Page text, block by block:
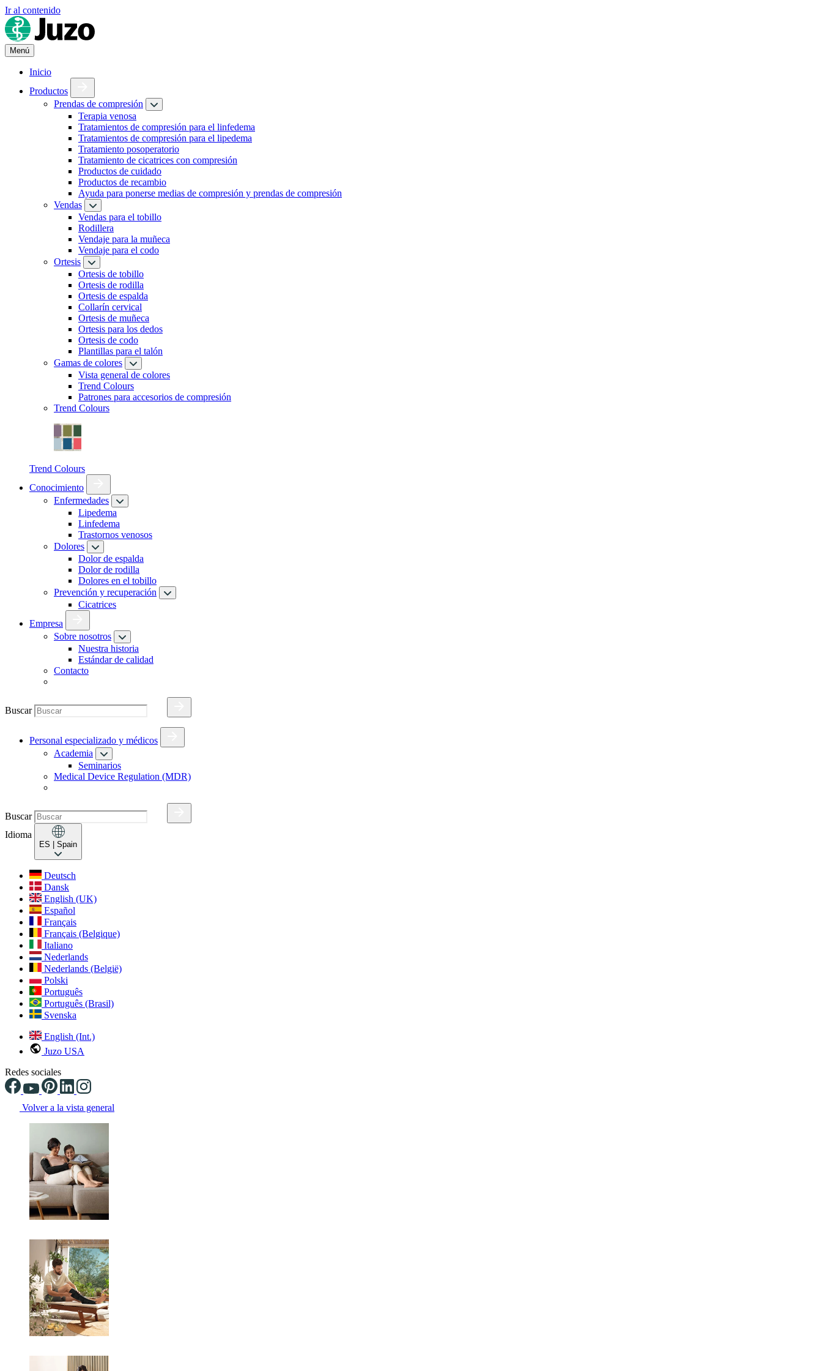
Ir al contenido
Menú
Inicio
Productos
Prendas de compresión
Terapia venosa
Tratamientos de compresión para el linfedema
Tratamientos de compresión para el lipedema
Tratamiento posoperatorio
Tratamiento de cicatrices con compresión
Productos de cuidado
Productos de recambio
Ayuda para ponerse medias de compresión y prendas de compresión
Vendas
Vendas para el tobillo
Rodillera
Vendaje para la muñeca
Vendaje para el codo
Ortesis
Ortesis de tobillo
Ortesis de rodilla
Ortesis de espalda
Collarín cervical
Ortesis de muñeca
Ortesis para los dedos
Ortesis de codo
Plantillas para el talón
Gamas de colores
Vista general de colores
Trend Colours
Patrones para accesorios de compresión
Trend Colours
Trend Colours
Conocimiento
Enfermedades
Lipedema
Linfedema
Trastornos venosos
Dolores
Dolor de espalda
Dolor de rodilla
Dolores en el tobillo
Prevención y recuperación
Cicatrices
Empresa
Sobre nosotros
Nuestra historia
Estándar de calidad
Contacto
Buscar
Personal especializado y médicos
Academia
Seminarios
Medical Device Regulation (MDR)
Buscar
Idioma
ES | Spain
Deutsch
Dansk
English (UK)
Español
Français
Français (Belgique)
Italiano
Nederlands
Nederlands (België)
Polski
Português
Português (Brasil)
Svenska
English (Int.)
Juzo USA
Redes sociales
Volver a la vista general